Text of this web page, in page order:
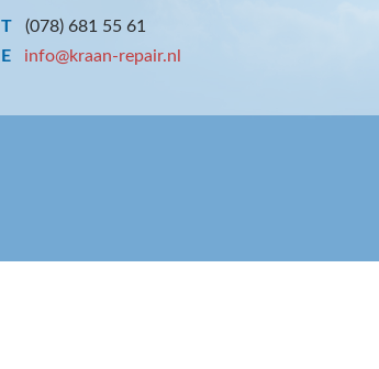
T
(078) 681 55 61
E
info@kraan-repair.nl